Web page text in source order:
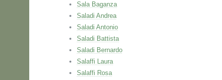
Sala Baganza
Saladi Andrea
Saladi Antonio
Saladi Battista
Saladi Bernardo
Salaffi Laura
Salaffi Rosa